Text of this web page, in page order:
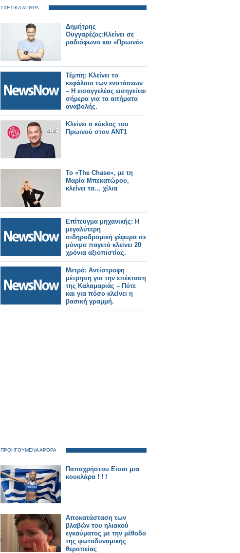
ΣΧΕΤΙΚΑ ΑΡΘΡΑ
Δημήτρης
Ουγγαρέζος:Κλείνει σε
ραδιόφωνο και «Πρωινό»
Τέμπη: Κλείνει το
κεφάλαιο των ενστάσεων
– Η εισαγγελέας εισηγείται
σήμερα για τα αιτήματα
αναβολής.
Κλείνει ο κύκλος του
Πρωινού στον ΑΝΤ1
Το «The Chase», με τη
Μαρία Μπεκατώρου,
κλείνει τα… χίλια
Επίτευγμα μηχανικής: Η
μεγαλύτερη
σιδηροδρομική γέφυρα σε
μόνιμο παγετό κλείνει 20
χρόνια αξιοπιστίας.
Μετρό: Αντίστροφη
μέτρηση για την επέκταση
της Καλαμαριάς – Πότε
και για πόσο κλείνει η
βασική γραμμή.
ΠΡΟΗΓΟΥΜΕΝΑ ΑΡΘΡΑ
Παπαχρήστου Είσαι μια
κουκλάρα ! ! !
Αποκατάσταση των
βλαβών του ηλιακού
εγκαύματος με την μέθοδο
της φωτοδυναμικής
θεραπείας